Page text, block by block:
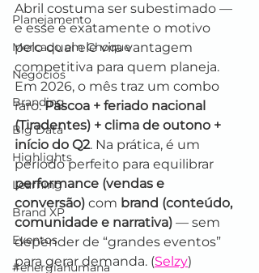
Planejamento
Mercado em Choque
Negócios
Branding
Big Data
Highlights
Learning
Brand XP
Eventos
#energiahumana
Abril costuma ser subestimado —
e esse é exatamente o motivo
pelo qual ele vira vantagem
competitiva para quem planeja.
Em 2026, o mês traz um combo
raro: Páscoa + feriado nacional
(Tiradentes) + clima de outono +
início do Q2. Na prática, é um
período perfeito para equilibrar
performance (vendas e
conversão) com brand (conteúdo,
comunidade e narrativa) — sem
depender de “grandes eventos”
para gerar demanda. (Selzy)